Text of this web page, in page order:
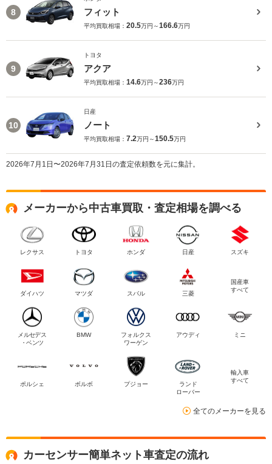
8 フィット
平均買取相場： 20.5万円～166.6万円
9
トヨタ
アクア
平均買取相場： 14.6万円～236万円
10
日産
ノート
平均買取相場： 7.2万円～150.5万円
2026年7月1日〜2026年7月31日の査定依頼数を元に集計。
メーカーから中古車買取・査定相場を調べる
レクサス トヨタ ホンダ 日産 スズキ
ダイハツ マツダ スバル 三菱
国産車
すべて
メルセデス
・ベンツ
BMW
フォルクス
ワーゲン
アウディ ミニ
ポルシェ ボルボ プジョー
ランド
ローバー
輸入車
すべて
全てのメーカーを見る
カーセンサー簡単ネット車査定の流れ